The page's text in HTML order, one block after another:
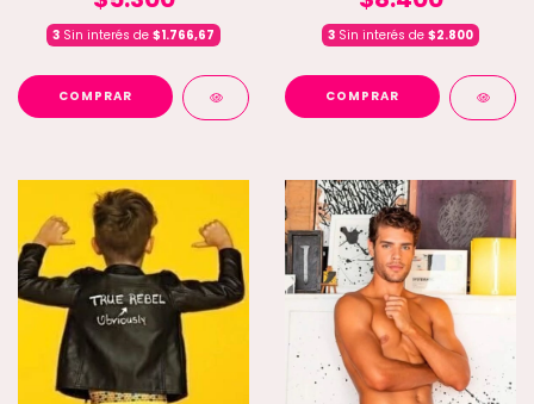
3 Sin interés de $1.766,67
COMPRAR
3 Sin interés de $2.800
COMPRAR